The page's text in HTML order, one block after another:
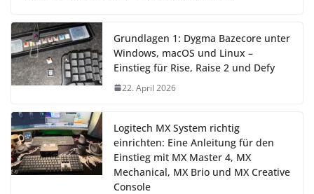
Grundlagen 1: Dygma Bazecore unter
Windows, macOS und Linux –
Einstieg für Rise, Raise 2 und Defy
22. April 2026
Logitech MX System richtig
einrichten: Eine Anleitung für den
Einstieg mit MX Master 4, MX
Mechanical, MX Brio und MX Creative
Console